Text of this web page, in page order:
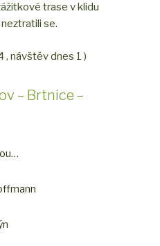
trase v klidu
se.
návštěv dnes 1 )
– Brtnice –